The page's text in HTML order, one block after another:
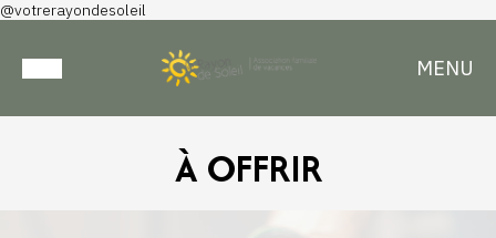
@votrerayondesoleil
MENU
À OFFRIR